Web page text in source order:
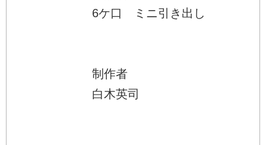
6ケ口 ミニ引き出し
制作者
白木英司